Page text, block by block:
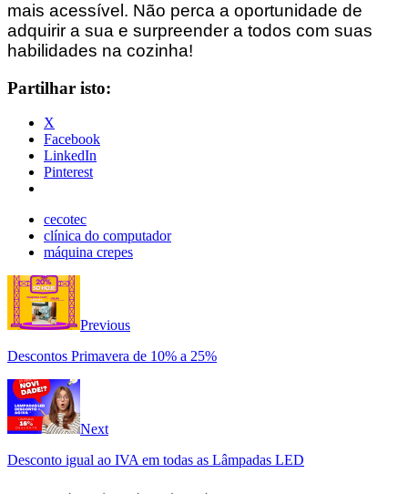
mais acessível. Não perca a oportunidade de
adquirir a sua e surpreender a todos com suas
habilidades na cozinha!
Partilhar isto:
X
Facebook
LinkedIn
Pinterest
cecotec
clínica do computador
máquina crepes
Previous
Descontos Primavera de 10% a 25%
Next
Desconto igual ao IVA em todas as Lâmpadas LED